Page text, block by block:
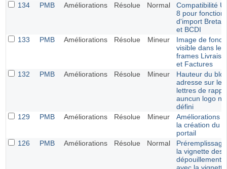
134
PMB Améliorations Résolue Normal
Compatibilité
8 pour fonction
d'import
et BCDI
133
PMB Améliorations Résolue Mineur
Image de fond
visible dans les
frames
et Factures
132
PMB Améliorations Résolue Mineur
Hauteur du bloc
adresse sur les
lettres de
auncun logo
défini
129
PMB Améliorations Résolue Mineur
Améliorations
la création du
portail
126
PMB Améliorations Résolue Normal
la vignette des
dépouillements
avec la